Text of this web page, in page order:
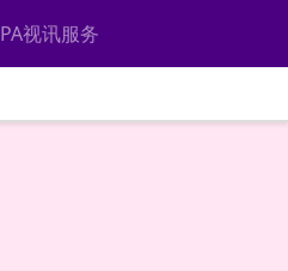
PA视讯服务